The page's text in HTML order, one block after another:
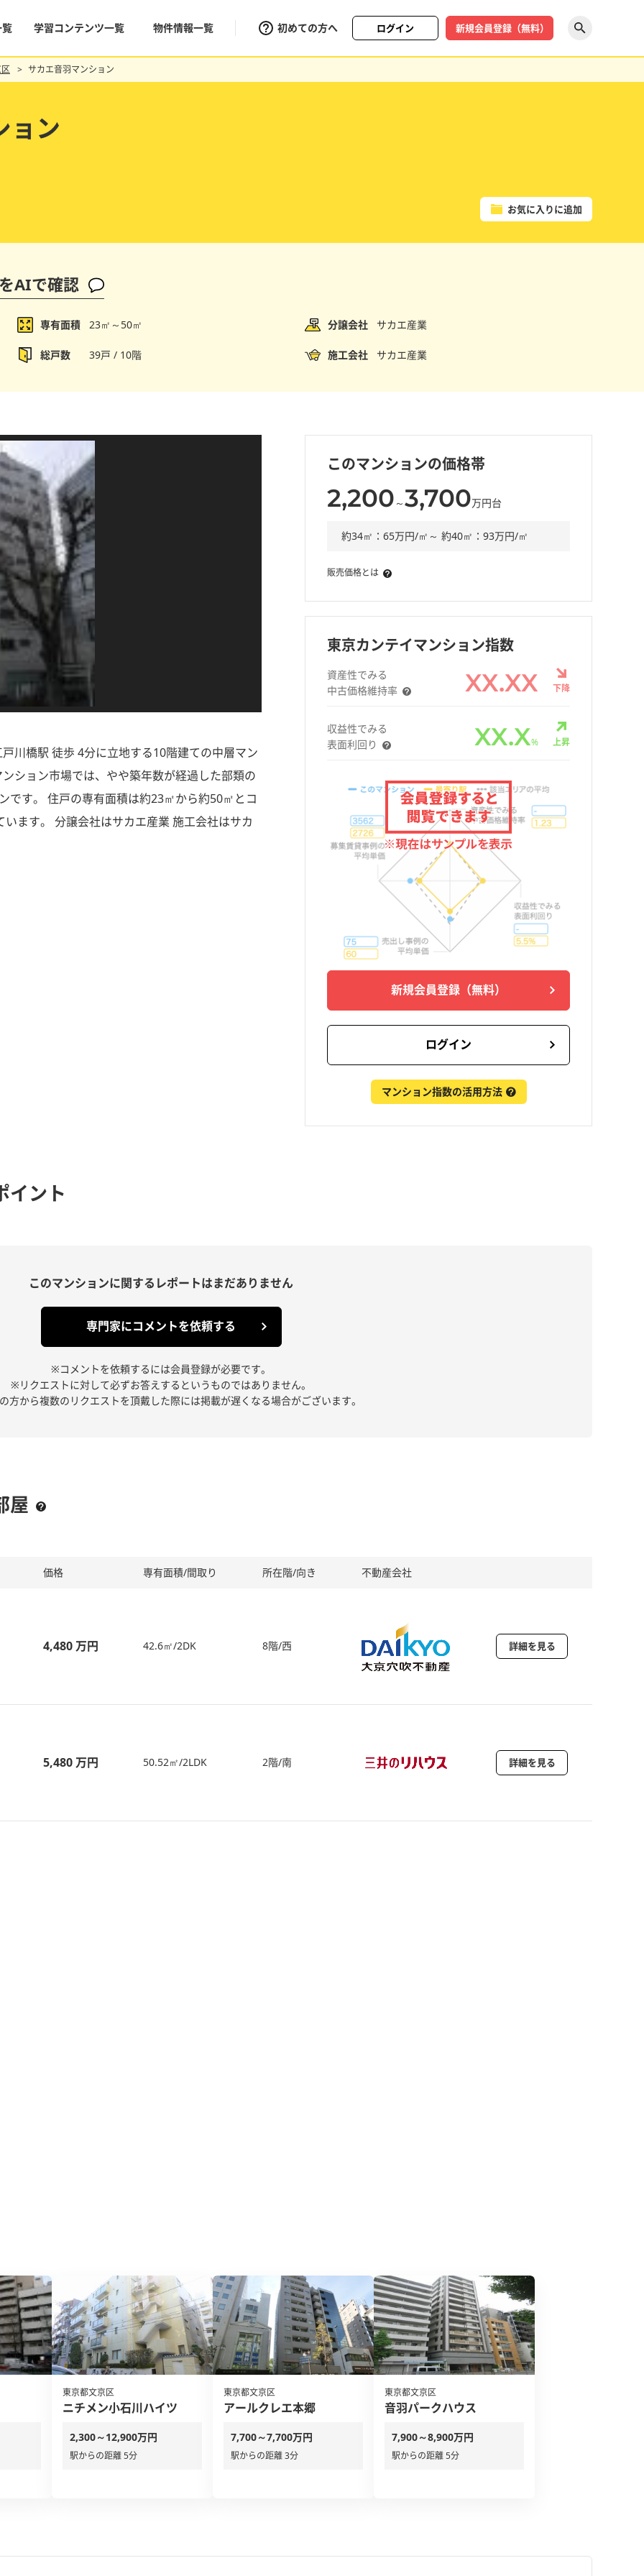
学習コンテンツ一覧 物件情報一覧 初めての方へ ログイン 新規会員登録（無料）
サカエ音羽マンション
ョン
お気に入りに追加
AIで確認
専有面積 23㎡～50㎡ 分譲会社 サカエ産業
総戸数 39戸 / 10階 施工会社 サカエ産業
このマンションの価格帯
2,200 ～3,700万円台
約34㎡：65万円/㎡～ 約40㎡：93万円/㎡
販売価格とは
東京カンテイマンション指数
資産性でみる
中古価格維持率
XX.XX 下降
収益性でみる
表面利回り
XX.X% 上昇
新規会員登録 （無料）
ログイン
マンション指数の活用方法
川橋駅 徒歩 4分に立地する10階建ての中層マン
ション市場では、やや築年数が経過した部類の
です。 住戸の専有面積は約23㎡から約50㎡とコ
ます。 分譲会社はサカエ産業 施工会社はサカ
イント
このマンションに関する レポートはまだありません
専門家にコメントを依頼する
※コメントを依頼するには会員登録が必要です。
※リクエストに対して必ずお答えするというものではありません。
方から複数のリクエストを頂戴した際には掲載が遅くなる場合がございます。
屋
価格 専有面積/間取り 所在階/向き 不動産会社
4,480 万円 42.6㎡/2DK 8階/西 詳細を見る
5,480 万円 50.52㎡/2LDK 2階/南 詳細を見る
東京都文京区
ニチメン小石川ハイツ
2,300～12,900万円
駅からの距離 5分
東京都文京区
アールクレエ本郷
7,700～7,700万円
駅からの距離 3分
東京都文京区
音羽パークハウス
7,900～8,900万円
駅からの距離 5分